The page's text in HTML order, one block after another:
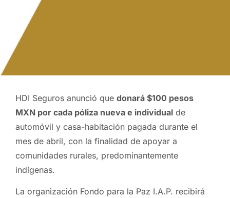
HDI Seguros anunció que donará $100 pesos
MXN por cada póliza nueva e individual de
automóvil y casa-habitación pagada durante el
mes de abril, con la finalidad de apoyar a
comunidades rurales, predominantemente
indígenas.
La organización Fondo para la Paz I.A.P. recibirá